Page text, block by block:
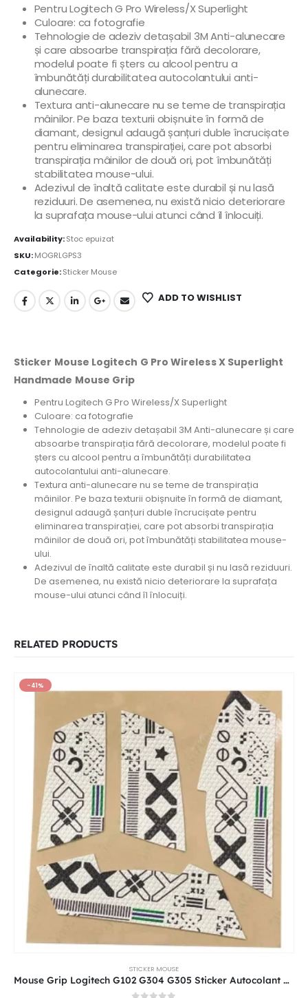
Pentru Logitech G Pro Wireless/X Superlight
Culoare: ca fotografie
Tehnologie de adeziv detașabil 3MAnti-alunecare
și care absoarbe transpirația fără decolorare,
modelul poate fi șters cu alcool pentru a
îmbunătăți durabilitatea autocolantului anti-
alunecare.
Textura anti-alunecare nu se teme de transpirația
mâinilor. Pe baza texturii obișnuite în formă de
diamant, designul adaugă șanțuri duble încrucișate
pentru eliminarea transpirației, care pot absorbi
transpirația mâinilor de două ori, pot îmbunătăți
stabilitatea mouse-ului.
Adezivul de înaltă calitate este durabil și nu lasă
reziduuri. De asemenea, nu există nicio deteriorare
la suprafața mouse-ului atunci când îl înlocuiți.
Availability:Stoc epuizat
SKU:MOGRLGPS3
Categorie:Sticker Mouse
ADD TO WISHLIST
Sticker Mouse Logitech G Pro Wireless X Superlight
Handmade Mouse Grip
Pentru Logitech G Pro Wireless/X Superlight
Culoare: ca fotografie
Tehnologie de adeziv detașabil 3M Anti-alunecare și care
absoarbe transpirația fără decolorare, modelul poate fi
șters cu alcool pentru a îmbunătăți durabilitatea
autocolantului anti-alunecare.
Textura anti-alunecare nu se teme de transpirația
mâinilor. Pe baza texturii obișnuite în formă de diamant,
designul adaugă șanțuri duble încrucișate pentru
eliminarea transpirației, care pot absorbi transpirația
mâinilor de două ori, pot îmbunătăți stabilitatea mouse-
ului.
Adezivul de înaltă calitate este durabil și nu lasă reziduuri.
De asemenea, nu există nicio deteriorare la suprafața
mouse-ului atunci când îl înlocuiți.
RELATED PRODUCTS
-41%
STICKER MOUSE
Mouse Grip Logitech G102 G304 G305 Sticker Autocolant Anti-Slip Grip Alb